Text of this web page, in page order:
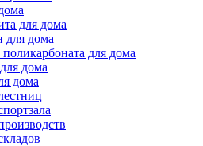
для дома
для дома
для дома
дома
дома